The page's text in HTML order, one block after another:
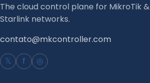
The cloud control plane for MikroTik &
Starlink networks.
contato@mkcontroller.com
𝕏
f ◎